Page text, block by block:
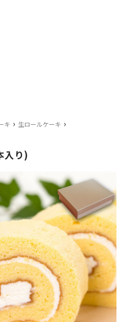
キ › 生ロールケーキ ›
入り)